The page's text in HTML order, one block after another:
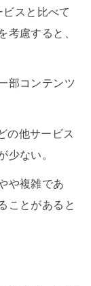
ビスと比べて
考慮すると、
部コンテンツ
の他サービス
少ない。
や複雑であ
ことがあると